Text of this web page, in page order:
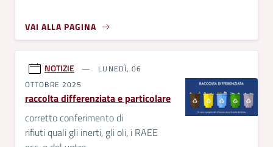
VAI ALLA PAGINA
NOTIZIE
LUNEDÌ, 06
OTTOBRE 2025
raccolta differenziata e particolare
corretto conferimento di
rifiuti quali gli inerti, gli oli, i RAEE